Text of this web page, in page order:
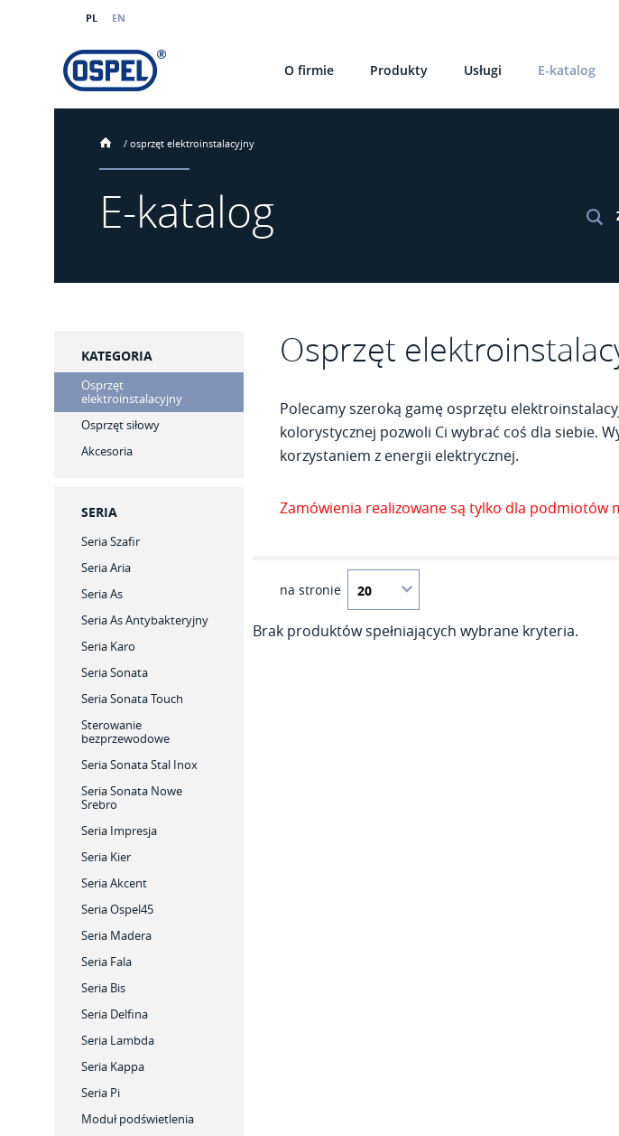
PL EN
O firmie Produkty Usługi E-katalog
/ osprzęt elektroinstalacyjny
E-katalog
KATEGORIA
Osprzęt
elektroinstalacyjny
Osprzęt siłowy
Akcesoria
SERIA
Seria Szafir
Seria Aria
Seria As
Seria As Antybakteryjny
Seria Karo
Seria Sonata
Seria Sonata Touch
Sterowanie
bezprzewodowe
Seria Sonata Stal Inox
Seria Sonata Nowe
Srebro
Seria Impresja
Seria Kier
Seria Akcent
Seria Ospel45
Seria Madera
Seria Fala
Seria Bis
Seria Delfina
Seria Lambda
Seria Kappa
Seria Pi
Moduł podświetlenia
Osprzęt
Polecamy szeroką gamę osprzętu
kolorystycznej pozwoli Ci wybrać coś dla siebie.
korzystaniem z energii elektrycznej.
Zamówienia realizowane są tylko dla podmiotów
na stronie
Brak produktów spełniających wybrane kryteria.